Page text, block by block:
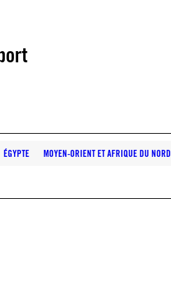
ÉGYPTE MOYEN-ORIENT ET AFRIQUE DU NORD